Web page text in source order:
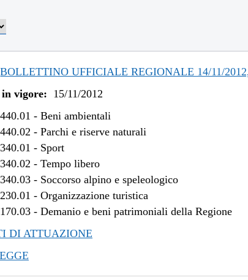
BOLLETTINO UFFICIALE REGIONALE 14/11/
vigore: 15/11/2012
440.01 -Beni ambientali
440.02 -Parchi e riserve naturali
340.01 - Sport
340.02 -Tempo libero
340.03 - Soccorso alpino e speleologico
230.01 -Organizzazione turistica
170.03 -Demanio e beni patrimoniali della Regione
DI ATTUAZIONE